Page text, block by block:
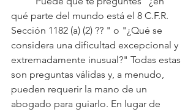
qué parte del mundo está el 8 C.F.R.
Sección 1182 (a) (2) ?? " o "¿Qué se
considera una dificultad excepcional y
extremadamente inusual?" Todas estas
son preguntas válidas y, a menudo,
pueden requerir la mano de un
abogado para guiarlo. En lugar de